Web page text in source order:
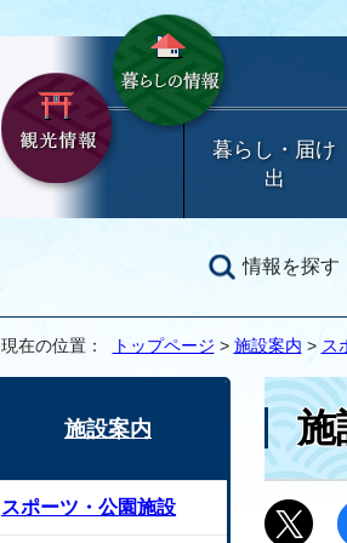
暮らし・届け
出
情報を探す
現在の位置： トップページ > 施設案内 > ス
施設案内
スポーツ・公園施設